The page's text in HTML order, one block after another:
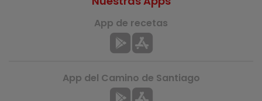
App de recetas
App del Camino de Santiago